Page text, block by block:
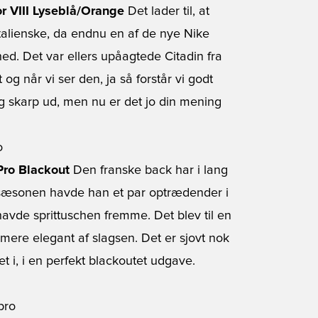
VIII Lyseblå/Orange Det lader til, at
da endnu en af de nye Nike
Det var ellers upåagtede Citadin fra
når vi ser den, ja så forstår vi godt
skarp ud, men nu er det jo din mening
Blackout Den franske back har i lang
havde han et par optrædender i
sprittuschen fremme. Det blev til en
elegant af slagsen. Det er sjovt nok
i, i en perfekt blackoutet udgave.